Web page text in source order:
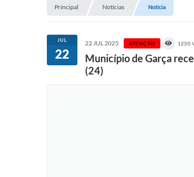
Principal Notícias Notícia
JUL
22
22 JUL 2025 ATENÇÃO 1230
Município de Garça
(24)